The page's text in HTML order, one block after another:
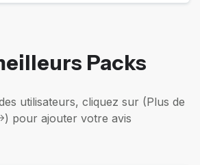
Packs
utilisateurs, cliquez sur (Plus de
) pour ajouter votre avis